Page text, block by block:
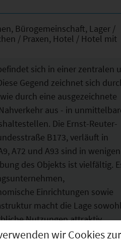
Bürogemeinschaft, Lager /
/ Praxen, Hotel / Hotel mit
sich in einer zentralen
Gegend zeichnet sich
durch eine ausgezeichnete
aus - in
Die Ernst-Reuter-
B173, verläuft in
A72 und A93 sind in wenigen
des Objekts ist vielfältig.
Einrichtungen sowie
macht die Lage
Nutzungen attraktiv.​
wir Cookies